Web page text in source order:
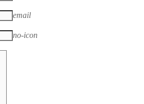
email
no-icon